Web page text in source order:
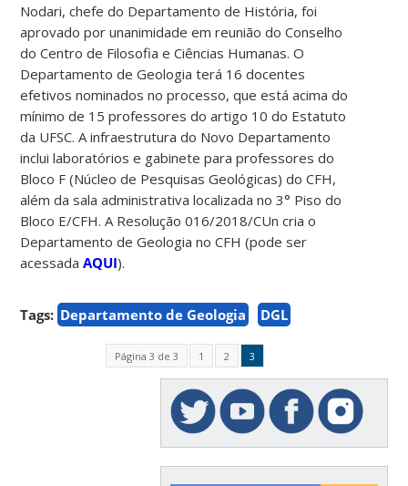
Nodari, chefe do Departamento de História, foi
aprovado por unanimidade em reunião do Conselho
do Centro de Filosofia e Ciências Humanas. O
Departamento de Geologia terá 16 docentes
efetivos nominados no processo, que está acima do
mínimo de 15 professores do artigo 10 do Estatuto
da UFSC. A infraestrutura do Novo Departamento
inclui laboratórios e gabinete para professores do
Bloco F (Núcleo de Pesquisas Geológicas) do CFH,
além da sala administrativa localizada no 3° Piso do
Bloco E/CFH. A Resolução 016/2018/CUn cria o
Departamento de Geologia no CFH (pode ser
acessadaAQUI).
Tags: Departamento de Geologia DGL
Página 3 de 3 1 2 3